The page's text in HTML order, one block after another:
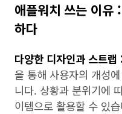
애플워치 쓰는 이유
하다
다양한 디자인과 스트랩
을 통해 사용자의 개성
니다. 상황과 분위기에
이템으로 활용할 수 있